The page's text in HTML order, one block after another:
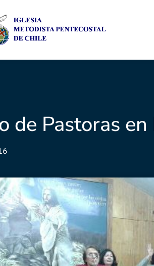
de Pastoras